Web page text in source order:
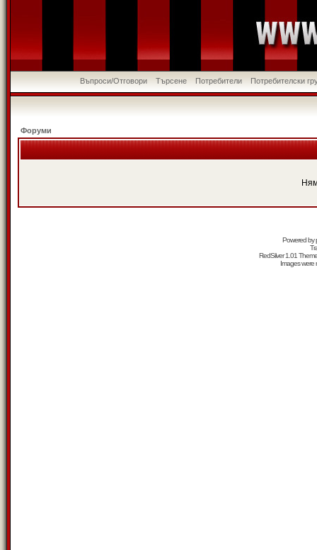
Въпроси/Отговори Търсене Потребители Потребителски
Форуми
Powered by
RedSilver 1.01
Images were